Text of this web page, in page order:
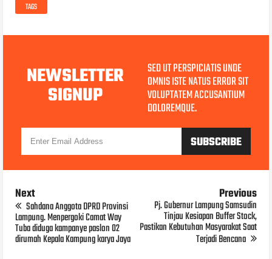
TAGS
NEWSLETTER
SIGNUP
SED UT PERSPICIATIS UNDE
OMNIS ISTE NATUS ERROR SIT
VOLUPTATEM ACCUSANTIUM
DOLOREMQUE.
Next
Sahdana Anggota DPRD Provinsi
Lampung. Menpergoki Camat Way
Tuba diduga kampanye paslon 02
dirumah Kepala Kampung karya Jaya
Previous
Pj. Gubernur Lampung Samsudin
Tinjau Kesiapan Buffer Stock,
Pastikan Kebutuhan Masyarakat Saat
Terjadi Bencana